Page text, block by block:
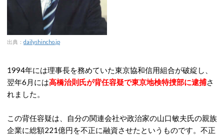
出典： dailyshincho.jp
1994年には理事長を務めていた東京協和信用組合が破綻し、
翌年6月には高橋治則氏が背任容疑で東京地検特捜部に逮捕さ
れました。
この背任容疑は、自分の関連会社や政治家の山口敏夫氏の親族
企業に総額221億円を不正に融資させたというものです。不正